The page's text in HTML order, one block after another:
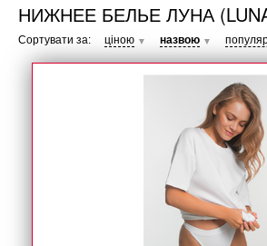
НИЖНЕЕ БЕЛЬЕ ЛУНА
Сортувати за: ціною ▼ назвою ▼